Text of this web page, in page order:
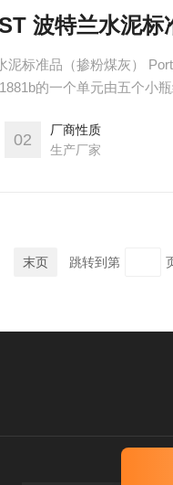
波特兰水泥标
泥标准品（掺粉煤灰）
02
厂商性质
生产厂家
末页 跳转到第